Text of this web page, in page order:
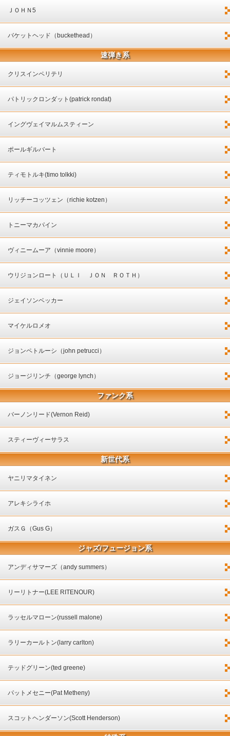
ＪＯＨＮ5
バケットヘッド（buckethead）
速弾き系
クリスインペリテリ
パトリックロンダット(patrick rondat)
イングヴェイマルムスティーン
ポールギルバート
ティモトルキ(timo tolkki)
リッチーコッツェン（richie kotzen）
トニーマカパイン
ヴィニームーア（vinnie moore）
ウリジョンロート（ＵＬＩ ＪＯＮ ＲＯＴＨ）
ジェイソンベッカー
マイケルロメオ
ジョンペトルーシ（john petrucci）
ジョージリンチ（george lynch）
ファンク系
バーノンリード(Vernon Reid)
スティーヴィーサラス
新世代系
ヤニリマタイネン
アレキシライホ
ガスＧ（Gus G）
ジャズ/フュージョン系
アンディサマーズ（andy summers）
リーリトナー(LEE RITENOUR)
ラッセルマローン(russell malone)
ラリーカールトン(larry carlton)
テッドグリーン(ted greene)
パットメセニー(Pat Metheny)
スコットヘンダーソン(Scott Henderson)